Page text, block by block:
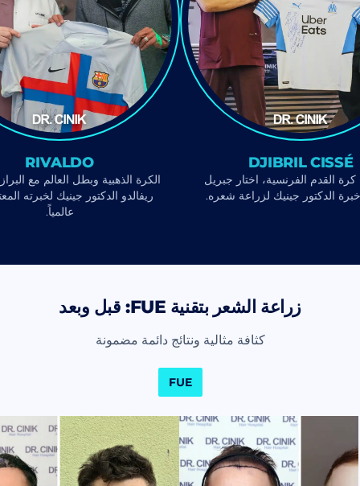
DJIBRIL CISSÉ
القدم الفرنسية، اختار جبريل
الدكتور جينيك لزراعة شعره.
RIVALDO
الكرة الذهبية وبطل العالم مع
ريفالدو الدكتور جينيك لخبرته
عالمياً.
زراعة الشعر بتقنية FUE: قبل وبعد
كثافة مثالية ونتائج دائمة مضمونة
FUE